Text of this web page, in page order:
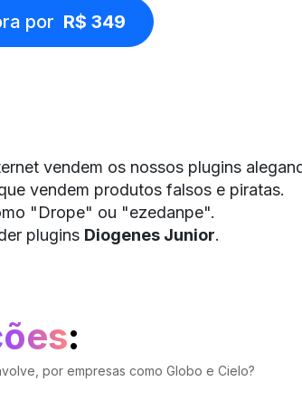
por R$ 349
vendem os nossos plugins
vendem produtos falsos e piratas.
"Drope" ou "ezedanpe".
plugins Diogenes Junior.
:
por empresas como Globo e Cielo?